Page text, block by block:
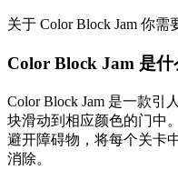
关于 Color Block Jam 你需
Color Block Jam 是什
Color Block Jam 是一款引
块滑动到相应颜色的门中
避开障碍物，将每个关卡
消除。